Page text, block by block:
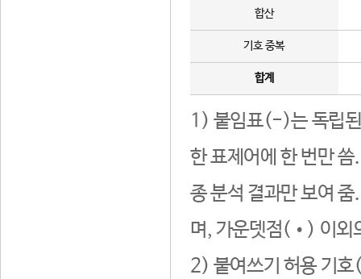
합산
기호 중복
합계
1) 붙임표(-)는 독립된
한 표제어에 한 번만
종 분석 결과만 보여
며, 가운뎃점(•) 이외
2) 붙여쓰기 허용 기호